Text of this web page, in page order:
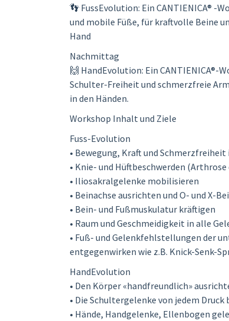
👣 FussEvolution: Ein CANTIENICA® -
und mobile Füße, für kraftvolle Beine
Hand
Nachmittag
🙌 HandEvolution: Ein CANTIENICA®-
Schulter-Freiheit und schmerzfreie
in den Händen.
Workshop Inhalt und Ziele
Fuss-Evolution
• Bewegung, Kraft und Schmerzfreiheit
• Knie- und Hüftbeschwerden
• Iliosakralgelenke mobilisieren
• Beinachse ausrichten und O- und X-
• Bein- und Fußmuskulatur kräftigen
• Raum und Geschmeidigkeit in alle
• Fuß- und Gelenkfehlstellungen der
entgegenwirken wie z.B. Knick-Senk-
HandEvolution
• Den Körper «handfreundlich»
• Die Schultergelenke von jedem Druck
• Hände, Handgelenke, Ellenbogen